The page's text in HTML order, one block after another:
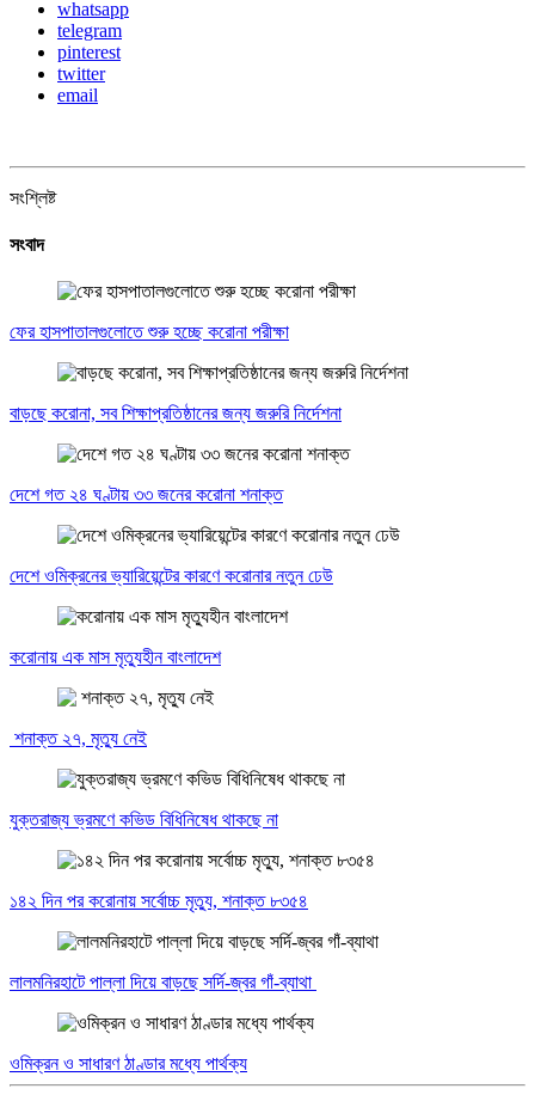
whatsapp
telegram
pinterest
twitter
email
সংশ্লিষ্ট
সংবাদ
ফের হাসপাতালগুলোতে শুরু হচ্ছে করোনা পরীক্ষা
বাড়ছে করোনা, সব শিক্ষাপ্রতিষ্ঠানের জন্য জরুরি নির্দেশনা
দেশে গত ২৪ ঘণ্টায় ৩৩ জনের করোনা শনাক্ত
দেশে ওমিক্রনের ভ্যারিয়েন্টের কারণে করোনার নতুন ঢেউ
করোনায় এক মাস মৃত্যুহীন বাংলাদেশ
শনাক্ত ২৭, মৃত্যু নেই
যুক্তরাজ্য ভ্রমণে কভিড বিধিনিষেধ থাকছে না
১৪২ দিন পর করোনায় সর্বোচ্চ মৃত্যু, শনাক্ত ৮৩৫৪
লালমনিরহাটে পাল্লা দিয়ে বাড়ছে সর্দি-জ্বর গাঁ-ব্যাথা
ওমিক্রন ও সাধারণ ঠাণ্ডার মধ্যে পার্থক্য